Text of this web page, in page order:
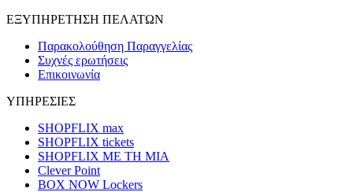
ΕΞΥΠΗΡΕΤΗΣΗ ΠΕΛΑΤΩΝ
Παρακολούθηση Παραγγελίας
Συχνές ερωτήσεις
Επικοινωνία
ΥΠΗΡΕΣΙΕΣ
SHOPFLIX max
SHOPFLIX tickets
SHOPFLIX ΜΕ ΤΗ ΜΙΑ
Clever Point
BOX NOW Lockers